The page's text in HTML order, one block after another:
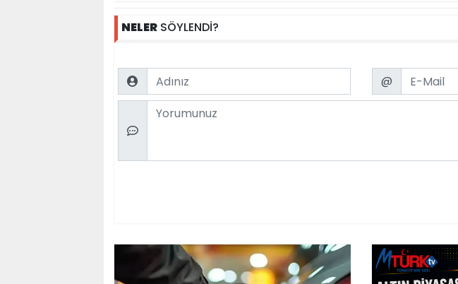
NELER SÖYLENDİ?
Name Email
@
Comment